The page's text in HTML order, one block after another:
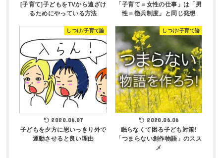
[子育て]子どもをTVから遠ざけ
るためにやっている方法
「子育て＝女性の仕事」は「男
性＝徴兵制度」と同じ発想
しつけ/子育て論
2020.06.07
子どもを夕方に思いっきり外で
運動させると良い理由
しつけ/子育て論
2020.06.06
眠らなくて困る子ども対策!
「つまらない創作物語」のスス
メ